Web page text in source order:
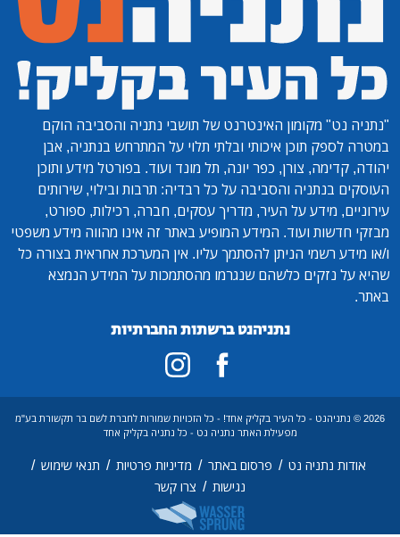
"נתניה נט" מקומון האינטרנט של תושבי נתניה והסביבה הוקם
במטרה לספק תוכן איכותי ובלתי תלוי על המתרחש בנתניה, אבן
יהודה, קדימה, צורן, כפר יונה, תל מונד ועוד. בפורטל מידע ותוכן
העוסקים בנתניה והסביבה על כל רבדיה: תרבות ובילוי, שירותים
עירוניים, מידע על העיר, מדריך עסקים, חברה, רכילות, ספורט,
מבזקי חדשות ועוד. המידע המופיע באתר זה אינו מהווה מידע משפטי
ו/או מידע רשמי הניתן להסתמך עליו. אין המערכת אחראית בצורה כל
שהיא על נזקים כלשהם שנגרמו מהסתמכות על המידע הנמצא
באתר.
נתניהנט ברשתות החברתיות
2026 © נתניהנט - כל העיר בקליק אחד! - כל הזכויות שמורות לחברת לשם בר תקשורת בע"מ
מפעילת האתר נתניה נט - כל נתניה בקליק אחד
אודות נתניה נט / פרסום באתר / מדיניות פרטיות / תנאי שימוש /
נגישות / צרו קשר